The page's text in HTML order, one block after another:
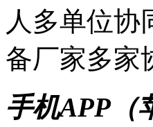
人多单位协
备厂家多家
手机APP（